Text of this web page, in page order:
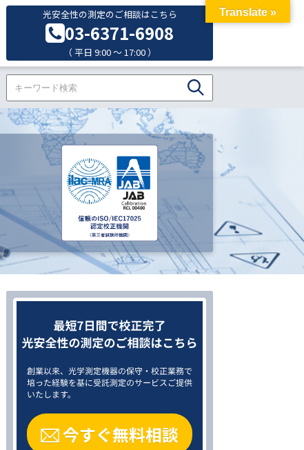
光安全性の測定のご相談はこちら
03-6371-6908
（ 平日 9:00 ～ 17:00 ）
Translate »